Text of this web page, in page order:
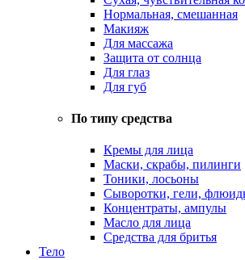
Нормальная, смешанная
Макияж
Для массажа
Защита от солнца
Для глаз
Для губ
По типу средства
Кремы для лица
Маски, скрабы, пилинги
Тоники, лосьоны
Сыворотки, гели,
Концентраты, ампулы
Масло для лица
Средства для бритья
Тело